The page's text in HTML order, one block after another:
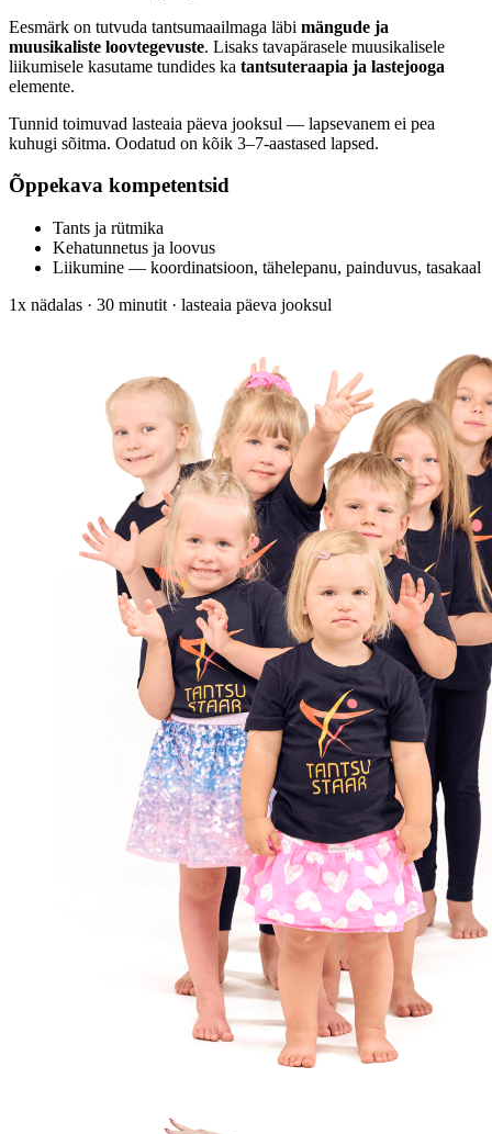
Eesmärk on tutvuda tantsumaailmaga läbi mängude ja
muusikaliste loovtegevuste. Lisaks tavapärasele muusikalisele
liikumisele kasutame tundides ka tantsuteraapia ja lastejooga
elemente.
Tunnid toimuvad lasteaia päeva jooksul — lapsevanem ei pea
kuhugi sõitma. Oodatud on kõik 3–7-aastased lapsed.
Õppekava kompetentsid
Tants ja rütmika
Kehatunnetus ja loovus
Liikumine — koordinatsioon, tähelepanu, painduvus, tasakaal
1x nädalas · 30 minutit · lasteaia päeva jooksul